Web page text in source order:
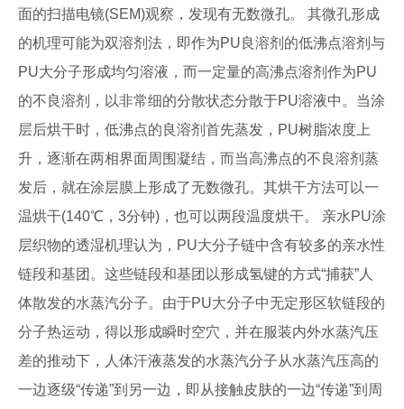
面的扫描电镜(SEM)观察，发现有无数微孔。 其微孔形成
的机理可能为双溶剂法，即作为PU良溶剂的低沸点溶剂与
PU大分子形成均匀溶液，而一定量的高沸点溶剂作为PU
的不良溶剂，以非常细的分散状态分散于PU溶液中。当涂
层后烘干时，低沸点的良溶剂首先蒸发，PU树脂浓度上
升，逐渐在两相界面周围凝结，而当高沸点的不良溶剂蒸
发后，就在涂层膜上形成了无数微孔。其烘干方法可以一
温烘干(140℃，3分钟)，也可以两段温度烘干。 亲水PU涂
层织物的透湿机理认为，PU大分子链中含有较多的亲水性
链段和基团。这些链段和基团以形成氢键的方式“捕获”人
体散发的水蒸汽分子。由于PU大分子中无定形区软链段的
分子热运动，得以形成瞬时空穴，并在服装内外水蒸汽压
差的推动下，人体汗液蒸发的水蒸汽分子从水蒸汽压高的
一边逐级“传递”到另一边，即从接触皮肤的一边“传递”到周